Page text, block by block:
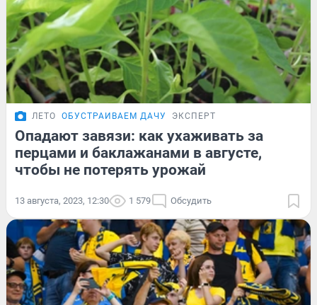
ЛЕТО ОБУСТРАИВАЕМ ДАЧУ ЭКСПЕРТ
Опадают завязи: как ухаживать за
перцами и баклажанами в августе,
чтобы не потерять урожай
13 августа, 2023, 12:30 1 579 Обсудить